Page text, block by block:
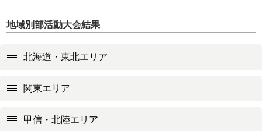
地域別部活動大会結果
北海道・東北エリア
関東エリア
甲信・北陸エリア